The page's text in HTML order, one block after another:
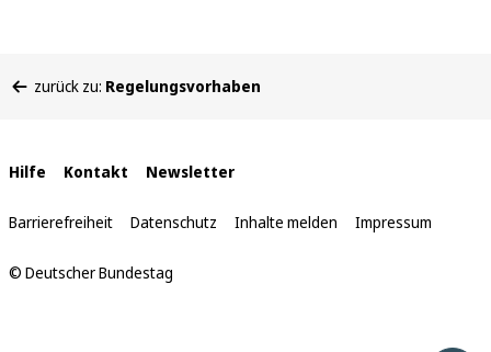
befinden
zurück zu: Regelungsvorhaben
Interne
Links
Hilfe Kontakt Newsletter
Barrierefreiheit Datenschutz Inhalte melden Impressum
© Deutscher Bundestag